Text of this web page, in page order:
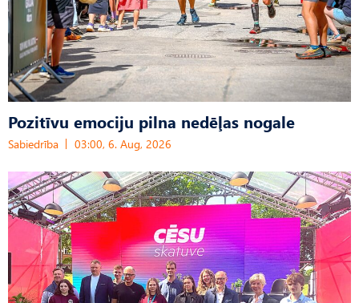
Pozitīvu emociju pilna nedēļas nogale
Sabiedrība 03:00, 6. Aug, 2026